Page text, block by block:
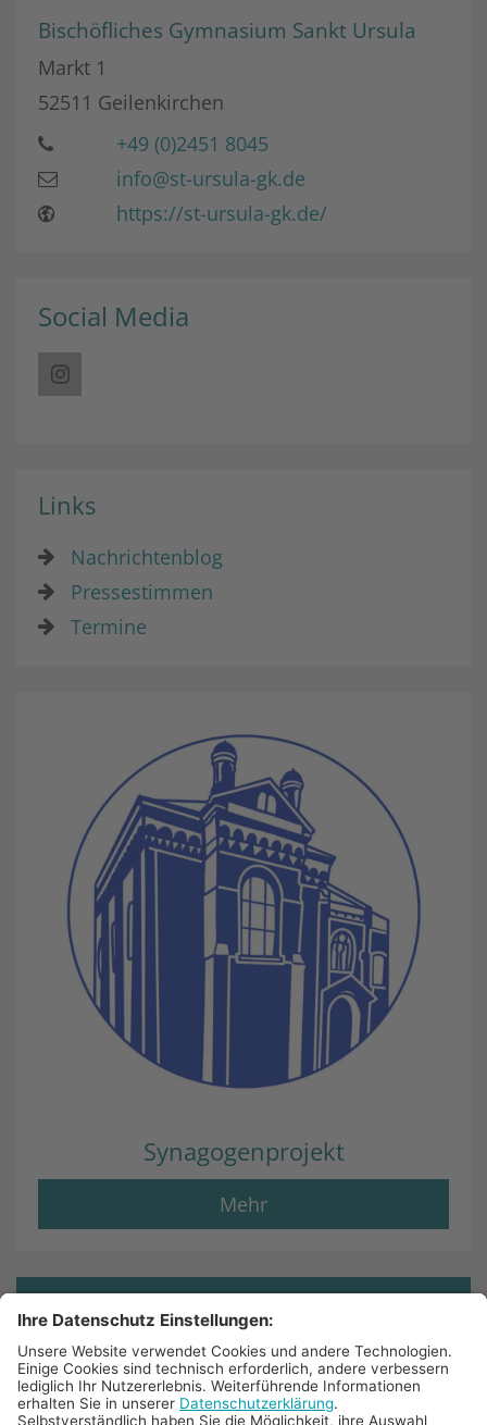
Bischöfliches Gymnasium Sankt Ursula
Markt 1
52511 Geilenkirchen
+49 (0)2451 8045
info@st-ursula-gk.de
https://st-ursula-gk.de/
Social Media
Links
Nachrichtenblog
Pressestimmen
Termine
Synagogenprojekt
Mehr